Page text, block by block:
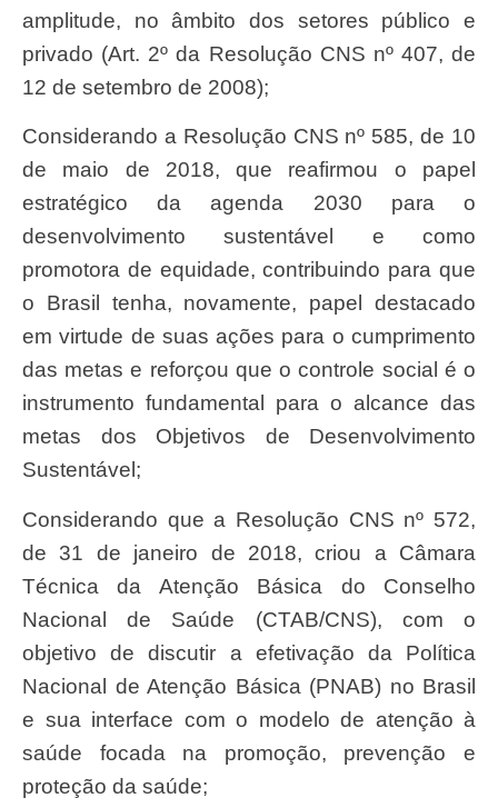
amplitude, no âmbito dos setores público e
privado (Art. 2º da Resolução CNS nº 407, de
12 de setembro de 2008);
considerando a Resolução CNS nº 585, de 10
de maio de 2018, que reafirmou o papel
estratégico da agenda 2030 para o
desenvolvimento sustentável e como
promotora de equidade, contribuindo para que
o Brasil tenha, novamente, papel destacado
em virtude de suas ações para o cumprimento
das metas e reforçou que o controle social é o
instrumento fundamental para o alcance das
metas dos Objetivos de Desenvolvimento
Sustentável;
considerando que a Resolução CNS nº 572,
de 31 de janeiro de 2018, criou a Câmara
Técnica da Atenção Básica do Conselho
Nacional de Saúde (CTAB/CNS), com o
objetivo de discutir a efetivação da Política
Nacional de Atenção Básica (PNAB) no Brasil
e sua interface com o modelo de atenção à
saúde focada na promoção, prevenção e
proteção da saúde;